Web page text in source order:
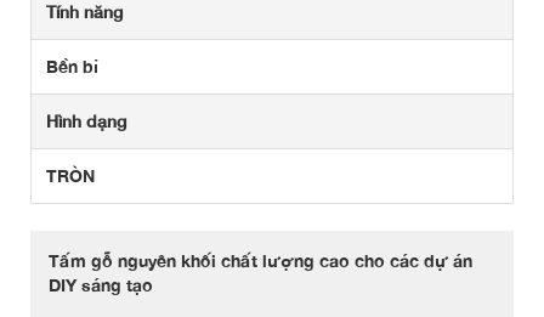
Tính năng
Bền bỉ
Hình dạng
TRÒN
Tấm gỗ nguyên khối chất lượng cao cho các dự án
DIY sáng tạo